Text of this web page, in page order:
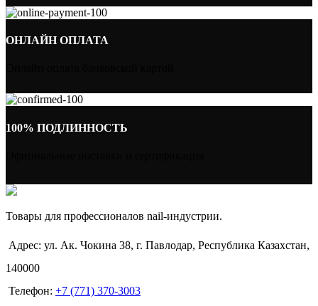
ОНЛАЙН ОПЛАТА
100% ПОДЛИННОСТЬ
Товары для профессионалов nail-индустрии.
Адрес: ул. Ак. Чокина 38, г. Павлодар, Республика Казахстан,
140000
Телефон: +7 (771) 370-3003